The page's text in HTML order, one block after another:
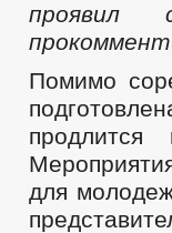
Помимо
для